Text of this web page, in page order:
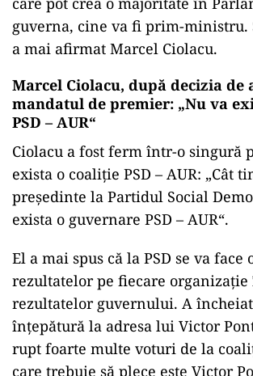
guverna, cine va fi prim-ministru.
a mai afirmat Marcel Ciolacu.
Marcel Ciolacu, după decizia de
mandatul de premier: „Nu va
PSD – AUR“
Ciolacu a fost ferm într-o singură
exista o coaliție PSD – AUR: „Cât
președinte la Partidul Social
exista o guvernare PSD – AUR“.
El a mai spus că la PSD se va face
rezultatelor pe fiecare
rezultatelor guvernului. A
înțepătură la adresa lui Victor
rupt foarte multe voturi de la
care trebuie să plece este Victor